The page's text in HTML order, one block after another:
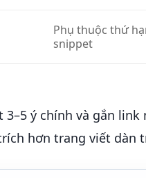
Phụ thuộc thứ
snippet
ý chính và gắn link
hơn trang viết dàn